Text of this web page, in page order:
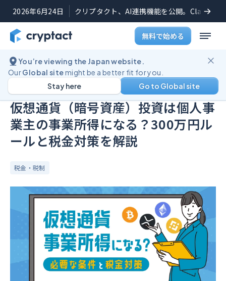
2026年6月24日 クリプタクト、AI連携機能を公開。Claude
無料で始める
You’re viewing the Japan website.
OurGlobal sitemight be a better fit for you.
Go to Global site
Stay here
ブログ
公開日:2022年12月29日(最終更新日:2025年11月14日
仮想通貨（暗号資産）投資は個人事
業主の事業所得になる？300万円ル
ールと税金対策を解説
税金・税制